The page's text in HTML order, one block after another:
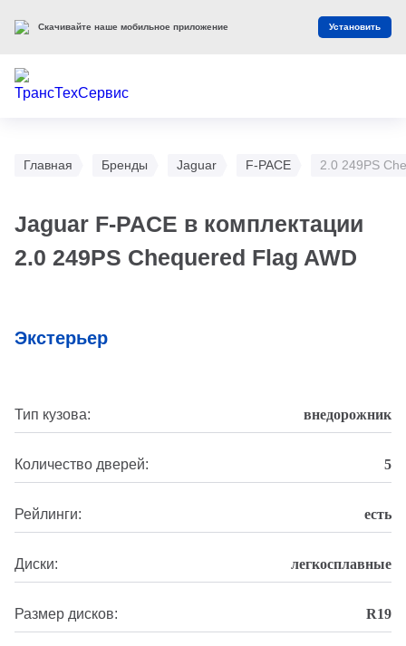
Главная Бренды Jaguar F-PACE 2.0 249PS
Jaguar F-PACE в комплектации
2.0 249PS Chequered Flag AWD
Экстерьер
Тип кузова: внедорожник
Количество дверей: 5
Рейлинги: есть
Диски: легкосплавные
Размер дисков: R19
Скачивайте наше мобильное приложение Установить